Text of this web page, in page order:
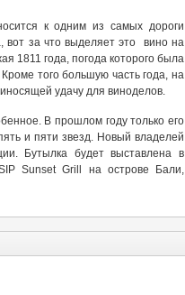
к одним из самых дороги
вот за что выделяет это вино на
1811 года, погода которого была
того большую часть года, на
удачу для виноделов.
В прошлом году только его
и пяти звезд. Новый владелей
Бутылка будет выставлена в
Sunset Grill на острове Бали,